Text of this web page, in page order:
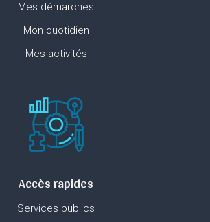
Mes démarches
Mon quotidien
Mes activités
Accès rapides
Services publics